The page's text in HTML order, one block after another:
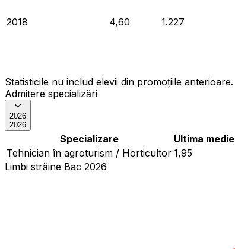
2018 4,60 1.227
Statisticile nu includ elevii din promoțiile anterioare.
Admitere specializări
2026
2026
Specializare Ultima medie
Tehnician în agroturism / Horticultor 1,95
Limbi străine Bac 2026